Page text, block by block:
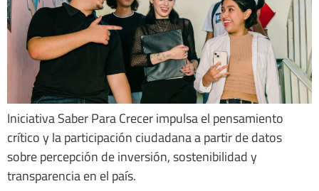
Iniciativa Saber Para Crecer impulsa el pensamiento
crítico y la participación ciudadana a partir de datos
sobre percepción de inversión, sostenibilidad y
transparencia en el país.